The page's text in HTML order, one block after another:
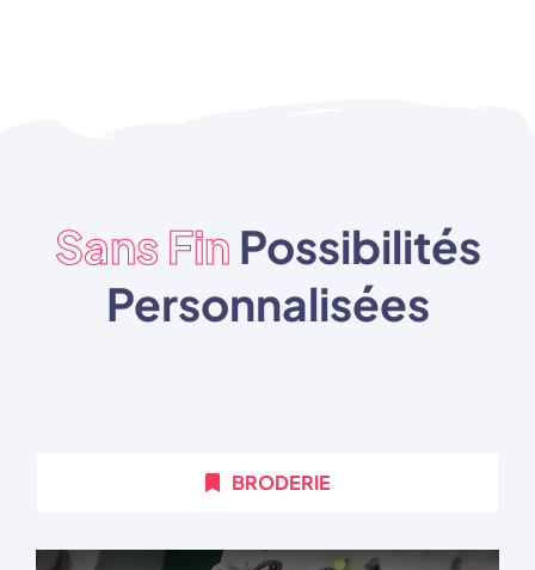
Sans Fin Possibilités
Personnalisées
BRODERIE